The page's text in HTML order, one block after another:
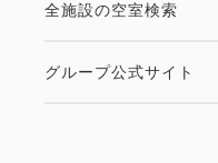
全施設の空室検索
グループ公式サイト